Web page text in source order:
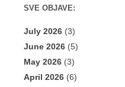
SVE OBJAVE:
July 2026 (3)
June 2026 (5)
May 2026 (3)
April 2026 (6)